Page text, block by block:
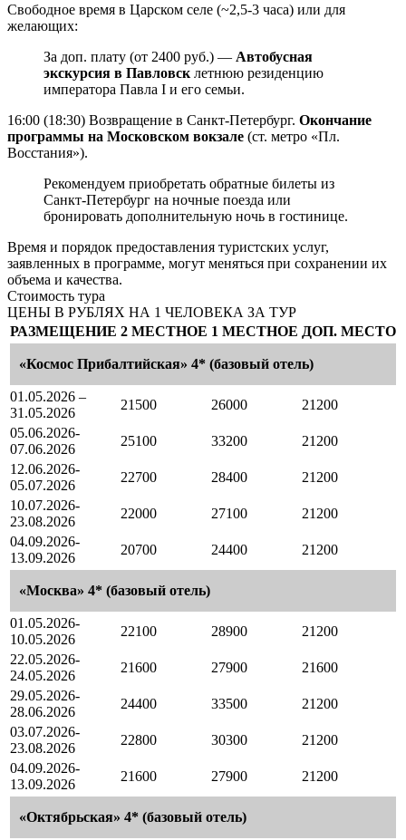
Свободное время в Царском селе (~2,5-3 часа) или для
желающих:
За доп. плату (от 2400 руб.) — Автобусная
экскурсия в Павловск летнюю резиденцию
императора Павла I и его семьи.
16:00 (18:30) Возвращение в Санкт-Петербург. Окончание
программы на Московском вокзале (ст. метро «Пл.
Восстания»).
Рекомендуем приобретать обратные билеты из
Санкт-Петербург на ночные поезда или
бронировать дополнительную ночь в гостинице.
Время и порядок предоставления туристских услуг,
заявленных в программе, могут меняться при сохранении их
объема и качества.
Стоимость тура
ЦЕНЫ В РУБЛЯХ НА 1 ЧЕЛОВЕКА ЗА ТУР
РАЗМЕЩЕНИЕ 2 МЕСТНОЕ 1 МЕСТНОЕ ДОП. МЕСТО
«Космос Прибалтийская» 4* (базовый отель)
01.05.2026 –
31.05.2026
21500 26000
21200
05.06.2026-
07.06.2026
25100 33200
21200
12.06.2026-
05.07.2026
22700 28400
21200
10.07.2026-
23.08.2026
22000 27100
21200
04.09.2026-
13.09.2026
20700 24400 21200
«Москва» 4* (базовый отель)
01.05.2026-
10.05.2026
22100 28900
21200
22.05.2026-
24.05.2026
21600 27900
21600
29.05.2026-
28.06.2026
24400 33500
21200
03.07.2026-
23.08.2026
22800 30300
21200
04.09.2026-
13.09.2026
21600 27900 21200
«Октябрьская» 4* (базовый отель)